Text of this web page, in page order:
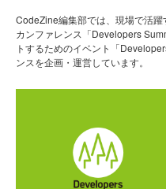
CodeZine編集部では、現場で活
カンファレンス「Developers
トするためのイベント「
ンスを企画・運営しています。